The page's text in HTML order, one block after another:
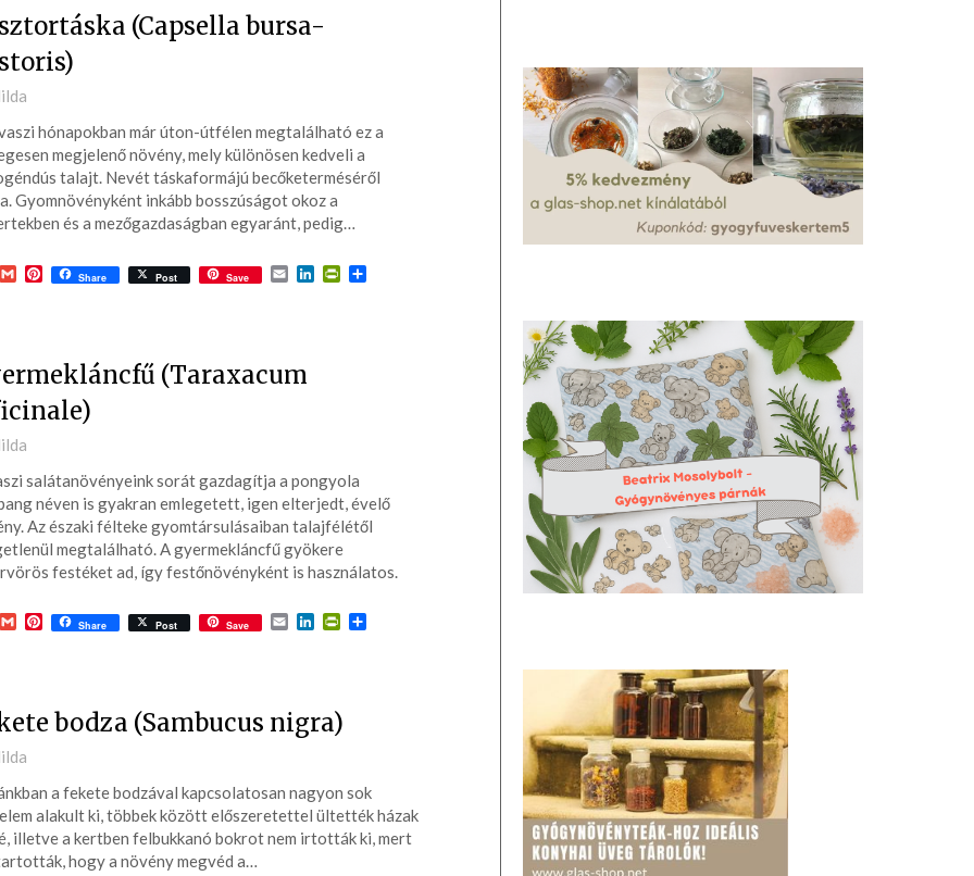
(Capsella bursa-
hónapokban már úton-útfélen megtalálható ez a
megjelenő növény, mely különösen kedveli a
talajt. Nevét táskaformájú becőketerméséről
Gyomnövényként inkább bosszúságot okoz a
és a mezőgazdaságban egyaránt, pedig…
GmailPinterest
Share Post Save EmailLinkedInPrintFriendly
Ossza
(Taraxacum
salátanövényeink sorát gazdagítja a pongyola
néven is gyakran emlegetett, igen elterjedt, évelő
Az északi félteke gyomtársulásaiban talajfélétől
megtalálható. A gyermekláncfű gyökere
festéket ad, így festőnövényként is használatos.
GmailPinterest
Share Post Save EmailLinkedInPrintFriendly
Ossza
bodza (Sambucus nigra)
a fekete bodzával kapcsolatosan nagyon sok
alakult ki, többek között előszeretettel ültették házak
illetve a kertben felbukkanó bokrot nem irtották ki, mert
hogy a növény megvéd a…